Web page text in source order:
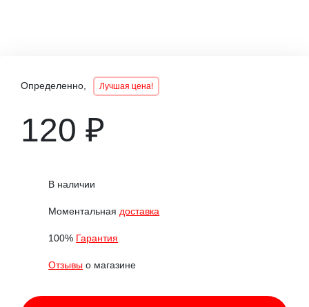
Определенно, Лучшая цена!
120 ₽
В наличии
Моментальная доставка
100% Гарантия
Отзывы о магазине